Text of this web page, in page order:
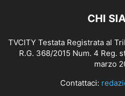
CHI
TVCITY Testata Registrata al
R.G. 368/2015 Num. 4 Reg.
marzo
Contattaci: